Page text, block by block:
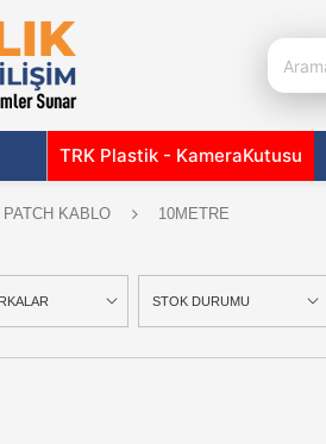
TRK Plastik - KameraKutusu
PATCH KABLO 10METRE
STOK DURUMU